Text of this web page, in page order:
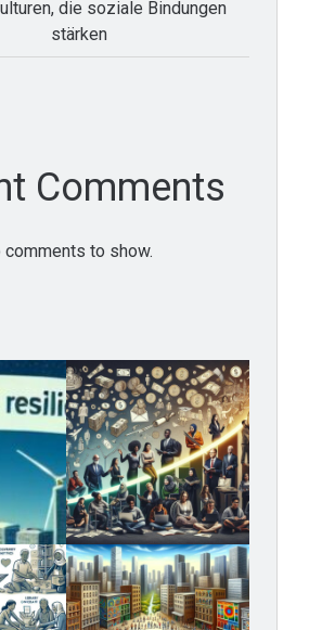
die soziale Bindungen
stärken
Comments
comments to show.